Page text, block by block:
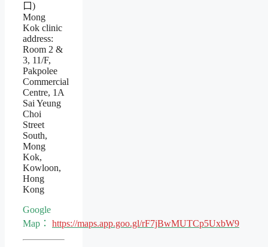
口)
Mong
Kok clinic
address:
Room 2 &
3, 11/F,
Pakpolee
Commercial
Centre, 1A
Sai Yeung
Choi
Street
South,
Mong
Kok,
Kowloon,
Hong
Kong
Google
Map： https://maps.app.goo.gl/rF7jBwMUTCp5UxbW9